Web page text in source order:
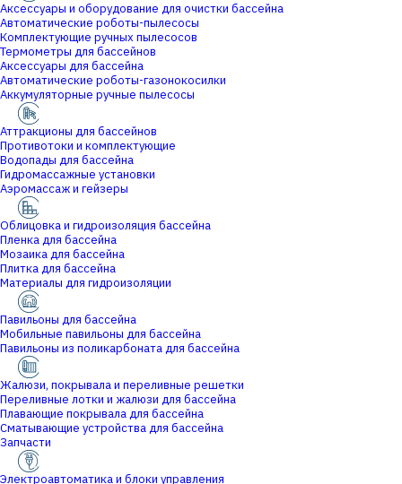
Аксессуары и оборудование для очистки бассейна
Автоматические роботы-пылесосы
Комплектующие ручных пылесосов
Термометры для бассейнов
Аксессуары для бассейна
Автоматические роботы-газонокосилки
Аккумуляторные ручные пылесосы
Аттракционы для бассейнов
Противотоки и комплектующие
Водопады для бассейна
Гидромассажные установки
Аэромассаж и гейзеры
Облицовка и гидроизоляция бассейна
Пленка для бассейна
Мозаика для бассейна
Плитка для бассейна
Материалы для гидроизоляции
Павильоны для бассейна
Мобильные павильоны для бассейна
Павильоны из поликарбоната для бассейна
Жалюзи, покрывала и переливные решетки
Переливные лотки и жалюзи для бассейна
Плавающие покрывала для бассейна
Сматывающие устройства для бассейна
Запчасти
Электроавтоматика и блоки управления